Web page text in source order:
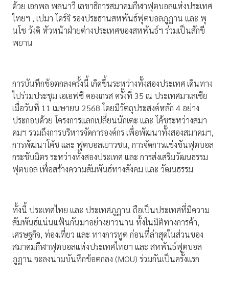
ด้วย เอกพล พลนาวี เลขาธิการสมาคมกีฬาฟุตบอลแห่งประเทศ
ไทยฯ , เปมา โดร์จิ รองประธานสหพันธ์ฟุตบอลภูฏาน และ พุ
นโช วังดิ หัวหน้าฝ่ายต่างประเทศของสหพันธ์ฯ ร่วมเป็นสักขี
พยาน
การบันทึกข้อตกลงครั้งนี้ เกิดขึ้นระหว่างทั้งสองประเทศ เดินทาง
ไปร่วมประชุม เอเอฟซี คองเกรส ครั้งที่ 35 ณ ประเทศมาเลเซีย
เมื่อวันที่ 11 เมษายน 2568 โดยมีวัตถุประสงค์หลัก 4 อย่าง
ประกอบด้วย โครงการแลกเปลี่ยนนักเตะ และ โค้ชระหว่างสมา
คมฯ รวมถึงการบริหารจัดการองค์กร เพื่อพัฒนาทั้งสองสมาคมฯ,
การพัฒนาโค้ช และ ฟุตบอลเยาวชน, การจัดการแข่งขันฟุตบอล
กระชับมิตร ระหว่างทั้งสองประเทศ และ การส่งเสริมวัฒนธรรม
ฟุตบอล เพื่อสร้างความสัมพันธ์ทางสังคม และ วัฒนธรรม
ทั้งนี้ ประเทศไทย และ ประเทศภูฏาน ถือเป็นประเทศที่มีความ
สัมพันธ์แน่นแฟ้นกันมาอย่างยาวนาน ทั้งในมิติทางการค้า,
เศรษฐกิจ, ท่องเที่ยว และ ทางการทูต ก่อนที่ล่าสุดในส่วนของ
สมาคมกีฬาฟุตบอลแห่งประเทศไทยฯ และ สหพันธ์ฟุตบอล
ภูฏาน จะลงนามบันทึกข้อตกลง (MOU) ร่วมกันเป็นครั้งแรก